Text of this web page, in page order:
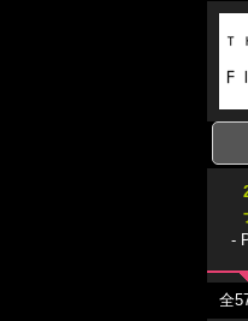
-
全